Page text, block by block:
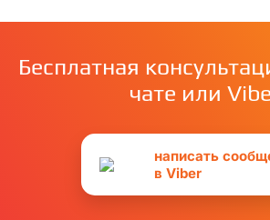
Бесплатная
чате или
написать
в Viber